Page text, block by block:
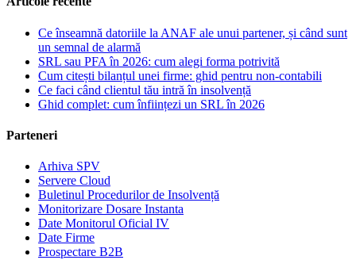
Ce înseamnă datoriile la ANAF ale unui partener, și când sunt
un semnal de alarmă
SRL sau PFA în 2026: cum alegi forma potrivită
Cum citești bilanțul unei firme: ghid pentru non-contabili
Ce faci când clientul tău intră în insolvență
Ghid complet: cum înființezi un SRL în 2026
Parteneri
Arhiva SPV
Servere Cloud
Buletinul Procedurilor de Insolvență
Monitorizare Dosare Instanta
Date Monitorul Oficial IV
Date Firme
Prospectare B2B